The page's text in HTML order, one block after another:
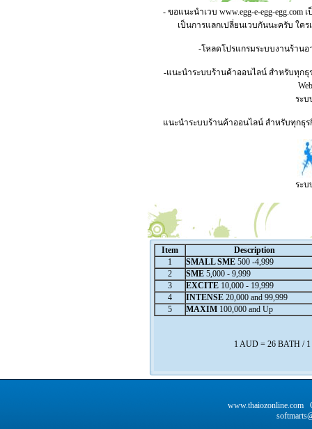
- ขอแนะนำเวบ www.egg-e-egg-egg.comเ
เป็นการแลกเปลี่ยนเวบกันนะครับ ใค
-โหลดโปรแกรมระบบงานร้านอ
-แนะนำระบบร้านค้าออนไลน์ สำหรับทุกธุ
ระบ
แนะนำระบบร้านค้าออนไลน์ สำหรับทุกธุ
ระบ
Item
Description
1
SMALL SME 500 -4,999
2
SME 5,000 - 9,999
3
EXCITE 10,000 - 19,999
4
INTENSE 20,000 and 99,999
5
MAXIM 100,000 and Up
1 AUD = 26 BATH /
www.thaiozonline.com